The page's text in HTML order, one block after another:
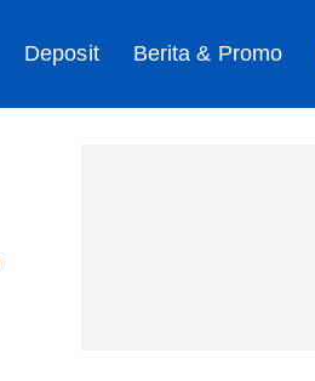
Deposit Berita & Promo